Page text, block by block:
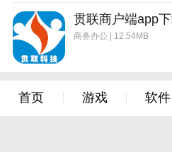
商务办公 | 12.54MB
首页 游戏 软件